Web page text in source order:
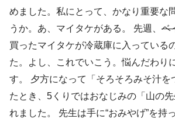
めました。私にとって、かなり重要な
うか。あ、マイタケがある。 先週、 ベ
買ったマイタケが冷蔵庫に入っている
た。よし、これでいこう。悩んだわり
す。 夕方になって「そろそろみそ汁を
たとき、5くりではおなじみの「山の
れました。 先生は手に“おみやげ”を持